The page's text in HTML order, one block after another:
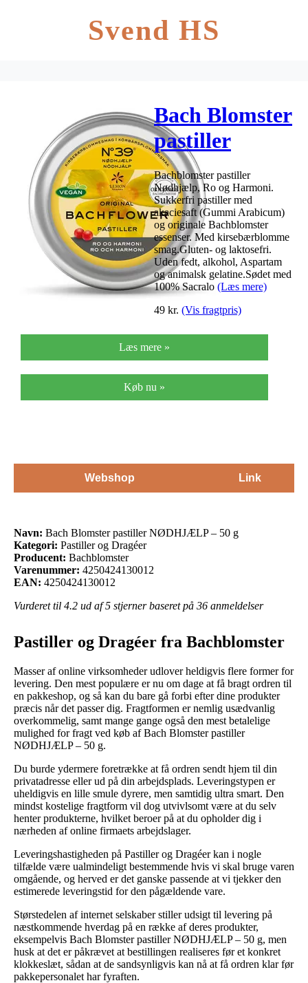
Svend HS
Bach Blomster
pastiller
NØDHJÆLP
– 50 g
Bachblomster pastiller
Nødhjælp, Ro og Harmoni.
Sukkerfri pastiller med
akaciesaft (Gummi Arabicum)
og originale Bachblomster
essenser. Med kirsebærblomme
smag.Gluten- og laktosefri.
Uden fedt, alkohol, Aspartam
og animalsk gelatine.Sødet med
100% Sacralo (Læs mere)
49 kr. (Vis fragtpris)
Læs mere »
Køb nu »
Webshop Link
Navn: Bach Blomster pastiller NØDHJÆLP – 50 g
Kategori: Pastiller og Dragéer
Producent: Bachblomster
Varenummer: 4250424130012
EAN: 4250424130012
Vurderet til 4.2 ud af 5 stjerner baseret på 36 anmeldelser
Pastiller og Dragéer fra Bachblomster
Masser af online virksomheder udlover heldigvis flere former for
levering. Den mest populære er nu om dage at få bragt ordren til
en pakkeshop, og så kan du bare gå forbi efter dine produkter
præcis når det passer dig. Fragtformen er nemlig usædvanlig
overkommelig, samt mange gange også den mest betalelige
mulighed for fragt ved køb af Bach Blomster pastiller
NØDHJÆLP – 50 g.
Du burde ydermere foretrække at få ordren sendt hjem til din
privatadresse eller ud på din arbejdsplads. Leveringstypen er
uheldigvis en lille smule dyrere, men samtidig ultra smart. Den
mindst kostelige fragtform vil dog utvivlsomt være at du selv
henter produkterne, hvilket beroer på at du opholder dig i
nærheden af online firmaets arbejdslager.
Leveringshastigheden på Pastiller og Dragéer kan i nogle
tilfælde være ualmindeligt bestemmende hvis vi skal bruge varen
omgående, og herved er det ganske passende at vi tjekker den
estimerede leveringstid for den pågældende vare.
Størstedelen af internet selskaber stiller udsigt til levering på
næstkommende hverdag på en række af deres produkter,
eksempelvis Bach Blomster pastiller NØDHJÆLP – 50 g, men
husk at det er påkrævet at bestillingen realiseres før et konkret
klokkeslæt, sådan at de sandsynligvis kan nå at få ordren klar før
pakkepersonalet har fyraften.